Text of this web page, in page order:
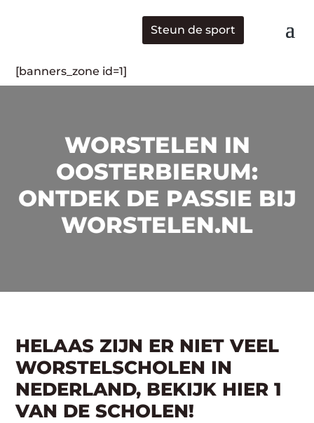
Steun de sport
[banners_zone id=1]
WORSTELEN IN
OOSTERBIERUM:
ONTDEK DE PASSIE BIJ
WORSTELEN.NL
HELAAS ZIJN ER NIET VEEL
WORSTELSCHOLEN IN
NEDERLAND, BEKIJK HIER 1
VAN DE SCHOLEN!